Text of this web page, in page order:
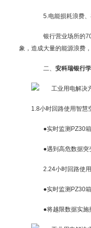
5.电能损耗浪费、
银行营业场所的
象，造成大量的能源浪费
二、 安科瑞银行
1.8小时回路使用智慧
●实时监测PZ30箱
●遇到高危数据突
2.24小时回路使用
●实时监测PZ30箱
●将越限数据实施